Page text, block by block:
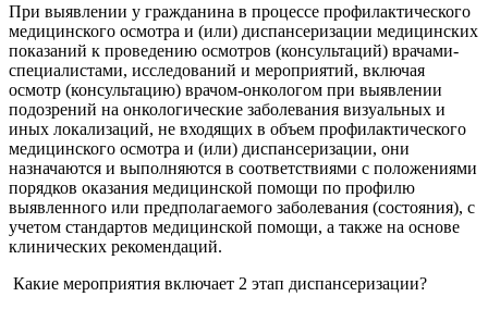
При выявлении у гражданина в процессе профилактического
медицинского осмотра и (или) диспансеризации медицинских
показаний к проведению осмотров (консультаций) врачами-
специалистами, исследований и мероприятий, включая
осмотр (консультацию) врачом-онкологом при выявлении
подозрений на онкологические заболевания визуальных и
иных локализаций, не входящих в объем профилактического
медицинского осмотра и (или) диспансеризации, они
назначаются и выполняются в соответствиями с положениями
порядков оказания медицинской помощи по профилю
выявленного или предполагаемого заболевания (состояния), с
учетом стандартов медицинской помощи, а также на основе
клинических рекомендаций.
Какие мероприятия включает 2 этап диспансеризации?